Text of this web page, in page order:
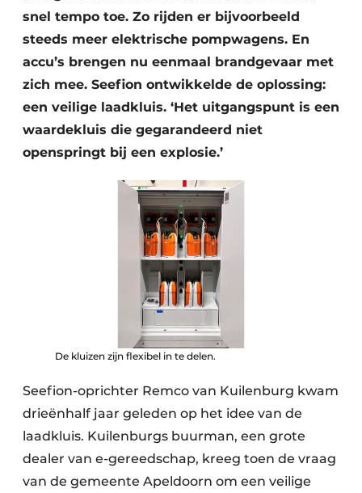
snel tempo toe. Zo rijden er bijvoorbeeld
steeds meer elektrische pompwagens. En
accu’s brengen nu eenmaal brandgevaar met
zich mee. Seefion ontwikkelde de oplossing:
een veilige laadkluis. ‘Het uitgangspunt is een
waardekluis die gegarandeerd niet
openspringt bij een explosie.’
De kluizen zijn flexibel in te delen.
Seefion-oprichter Remco van Kuilenburg kwam
drieënhalf jaar geleden op het idee van de
laadkluis. Kuilenburgs buurman, een grote
dealer van e-gereedschap, kreeg toen de vraag
van de gemeente Apeldoorn om een veilige